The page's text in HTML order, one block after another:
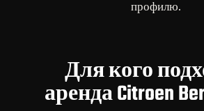
профилю.
Для кого
аренда Citroen